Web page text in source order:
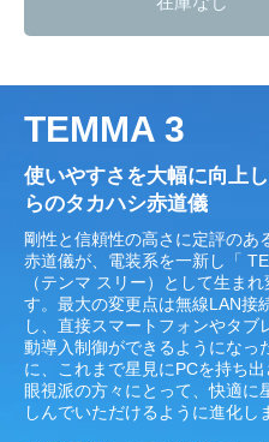
TEMMA 3
使いやすさを大幅に向上
らのタカハシ赤道儀
剛性と信頼性の高さに定評のあ
赤道儀が、電装系を一新し「
（テンマ スリー）として生まれ
す。最大の変更点は無線LAN接
し、直接スマートフォンやタブ
動導入制御ができるようになっ
に、これまで星見にPCを持ち出
眼視派の方々にとって、快適に
しんでいただけるように進化し